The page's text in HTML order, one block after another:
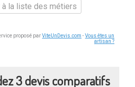
à la liste des métiers
proposé parViteUnDevis.com -Vous êtes un
artisan ?
3 devis comparatifs